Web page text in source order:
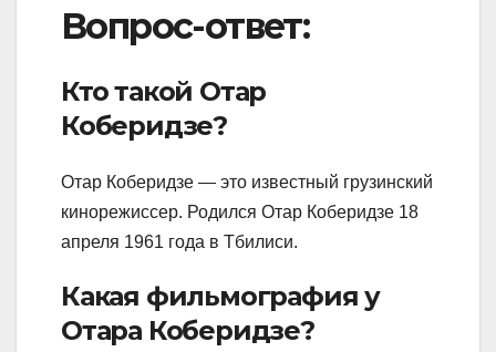
Вопрос-ответ:
Кто такой Отар
Коберидзе?
Отар Коберидзе — это известный грузинский
кинорежиссер. Родился Отар Коберидзе 18
апреля 1961 года в Тбилиси.
Какая фильмография у
Отара Коберидзе?